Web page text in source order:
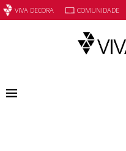
VIVA DECORA COMUNIDADE